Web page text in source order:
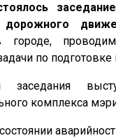
дорожного
городе,
по
заседания
комплекса